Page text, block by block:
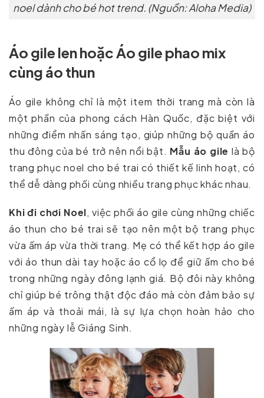
noel dành cho bé hot trend. (Nguồn: Aloha Media)
Áo gile len hoặc Áo gile phao mix
cùng áo thun
Áo gile không chỉ là một item thời trang mà còn là
một phần của phong cách Hàn Quốc, đặc biệt với
những điểm nhấn sáng tạo, giúp những bộ quần áo
thu đông của bé trở nên nổi bật. Mẫu áo gile là bộ
trang phục noel cho bé trai có thiết kế linh hoạt, có
thể dễ dàng phối cùng nhiều trang phục khác nhau.
Khi đi chơi Noel, việc phối áo gile cùng những chiếc
áo thun cho bé trai sẽ tạo nên một bộ trang phục
vừa ấm áp vừa thời trang. Mẹ có thể kết hợp áo gile
với áo thun dài tay hoặc áo cổ lọ để giữ ấm cho bé
trong những ngày đông lạnh giá. Bộ đôi này không
chỉ giúp bé trông thật độc đáo mà còn đảm bảo sự
ấm áp và thoải mái, là sự lựa chọn hoàn hảo cho
những ngày lễ Giáng Sinh.